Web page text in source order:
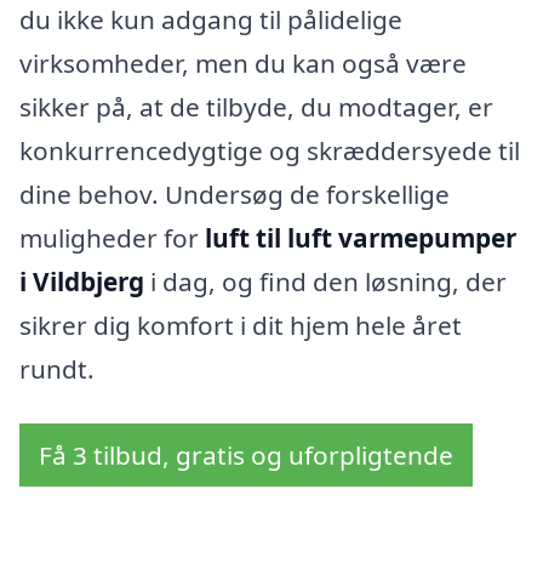
du ikke kun adgang til pålidelige
virksomheder, men du kan også være
sikker på, at de tilbyde, du modtager, er
konkurrencedygtige og skræddersyede til
dine behov. Undersøg de forskellige
muligheder for luft til luft varmepumper
i Vildbjerg i dag, og find den løsning, der
sikrer dig komfort i dit hjem hele året
rundt.
Få 3 tilbud, gratis og uforpligtende